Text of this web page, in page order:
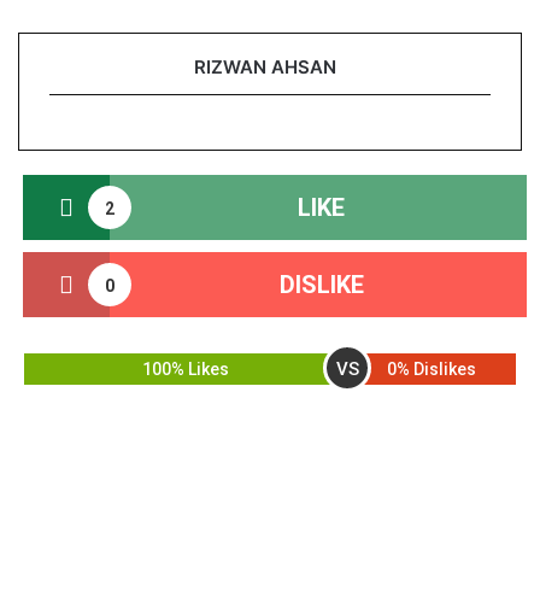
RIZWAN AHSAN
2 LIKE
0 DISLIKE
100% Likes VS 0% Dislikes